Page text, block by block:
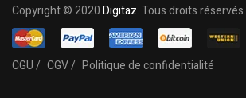
Copyright © 2020Digitaz. Tous droits réservés.
CGU / CGV / Politique de confidentialité